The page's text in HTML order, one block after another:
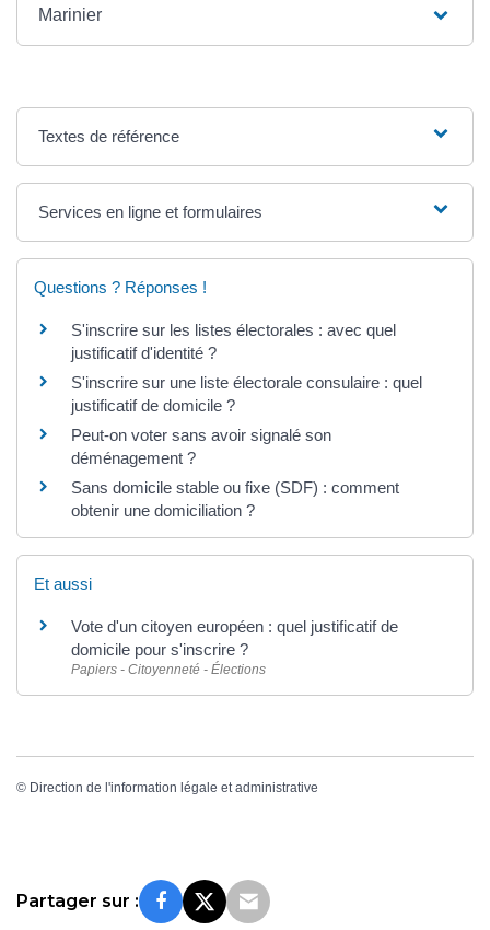
Marinier
Textes de référence
Services en ligne et formulaires
Questions ? Réponses !
S'inscrire sur les listes électorales : avec quel
justificatif d'identité ?
S'inscrire sur une liste électorale consulaire : quel
justificatif de domicile ?
Peut-on voter sans avoir signalé son
déménagement ?
Sans domicile stable ou fixe (SDF) : comment
obtenir une domiciliation ?
Et aussi
Vote d'un citoyen européen : quel justificatif de
domicile pour s'inscrire ?
Papiers - Citoyenneté - Élections
© Direction de l'information légale et administrative
Partager sur :